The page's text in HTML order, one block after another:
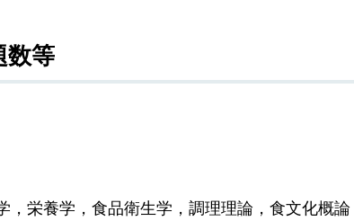
数等
，栄養学，食品衛生学，調理理論，食文化概論